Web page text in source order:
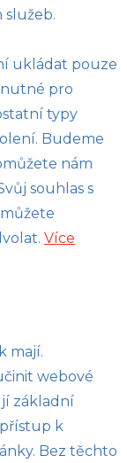
služeb.
ukládat pouze
pro
typy
Budeme
nám
souhlas s
Více
mají.
webové
základní
k
Bez těchto